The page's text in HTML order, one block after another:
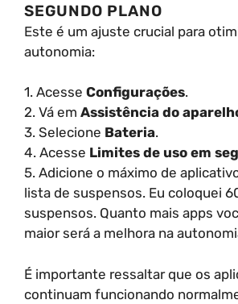
SEGUNDO PLANO
Este é um ajuste crucial para
autonomia:
1. Acesse Configurações.
2. Vá em Assistência do
3. Selecione Bateria.
4. Acesse Limites de uso em
5. Adicione o máximo de
lista de suspensos. Eu coloquei
suspensos. Quanto mais apps
maior será a melhora na
É importante ressaltar que os
continuam funcionando